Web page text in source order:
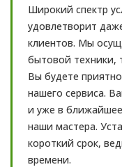
Широкий спектр
удовлетворит
клиентов. Мы
бытовой техники,
Вы будете
нашего сервиса.
и уже в
наши мастера.
короткий срок,
времени.